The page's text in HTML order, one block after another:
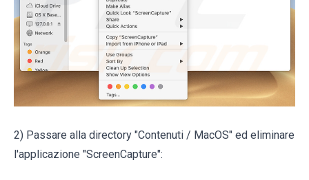
2) Passare alla directory "Contenuti / MacOS" ed eliminare
l'applicazione "ScreenCapture":